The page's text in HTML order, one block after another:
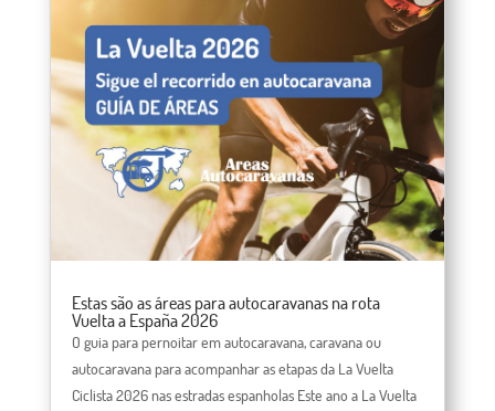
Estas são as áreas para autocaravanas na rota
Vuelta a España 2026
O guia para pernoitar em autocaravana, caravana ou
autocaravana para acompanhar as etapas da La Vuelta
Ciclista 2026 nas estradas espanholas Este ano a La Vuelta